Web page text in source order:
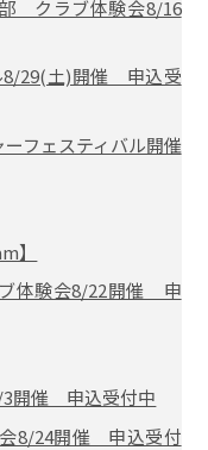
クラブ体験会8/16
29(土)開催 申込受
フェスティバル開催
】
体験会8/22開催 申
開催 申込受付中
8/24開催 申込受付